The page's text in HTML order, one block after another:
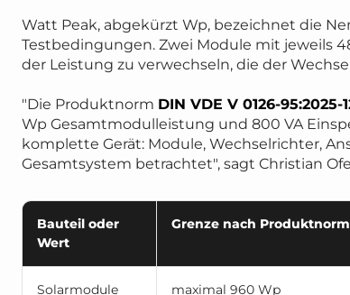
Watt Peak, abgekürzt Wp, bezeichnet die
Testbedingungen. Zwei Module mit jeweils
der Leistung zu verwechseln, die der
"Die Produktnorm DIN VDE V 0126-95:2025-
Wp Gesamtmodulleistung und 800 VA
komplette Gerät: Module, Wechselrichter,
Gesamtsystem betrachtet", sagt Christian
Bauteil oder
Wert
Grenze nach Produktnorm
Solarmodule maximal 960 Wp